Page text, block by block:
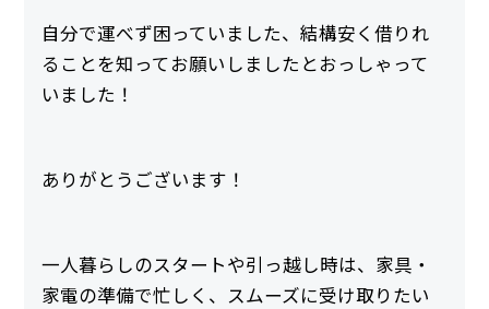
自分で運べず困っていました、結構安く借りれ
ることを知ってお願いしましたとおっしゃって
いました！
ありがとうございます！
一人暮らしのスタートや引っ越し時は、家具・
家電の準備で忙しく、スムーズに受け取りたい